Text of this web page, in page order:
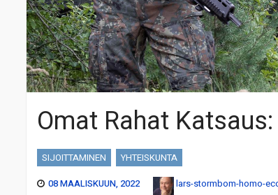
Omat Rahat
SIJOITTAMINEN
YHTEISKUNTA
08 MAALISKUUN, 2022
lars-stormbom-homo-